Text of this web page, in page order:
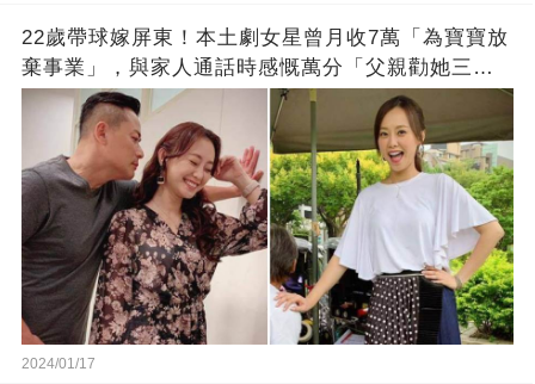
22歲帶球嫁屏東！本土劇女星曾月收7萬「為寶寶放
棄事業」，與家人通話時感慨萬分「父親勸她三
思」：只有過一次眼淚
2024/01/17